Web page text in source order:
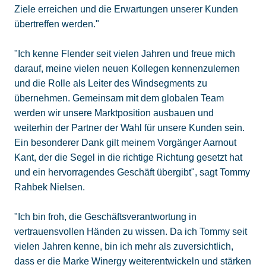
Ziele erreichen und die Erwartungen unserer Kunden
übertreffen werden."
"Ich kenne Flender seit vielen Jahren und freue mich
darauf, meine vielen neuen Kollegen kennenzulernen
und die Rolle als Leiter des Windsegments zu
übernehmen. Gemeinsam mit dem globalen Team
werden wir unsere Marktposition ausbauen und
weiterhin der Partner der Wahl für unsere Kunden sein.
Ein besonderer Dank gilt meinem Vorgänger Aarnout
Kant, der die Segel in die richtige Richtung gesetzt hat
und ein hervorragendes Geschäft übergibt", sagt Tommy
Rahbek Nielsen.
"Ich bin froh, die Geschäftsverantwortung in
vertrauensvollen Händen zu wissen. Da ich Tommy seit
vielen Jahren kenne, bin ich mehr als zuversichtlich,
dass er die Marke Winergy weiterentwickeln und stärken